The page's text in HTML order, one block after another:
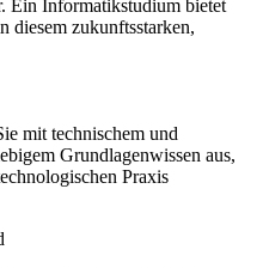
Ein Informatikstudium bietet
diesem zukunftsstarken,
mit technischem und
Grundlagenwissen aus,
Praxis